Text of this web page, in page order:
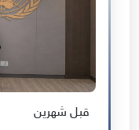
قبل شهرين